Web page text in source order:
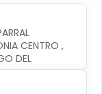
CENTRO ,
DEL